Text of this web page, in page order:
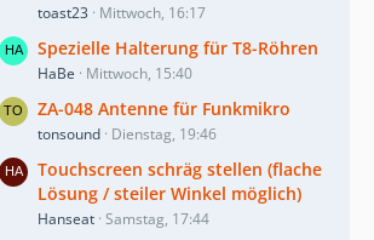
toast23 Mittwoch, 16:17
Spezielle Halterung für T8-Röhren
HaBe Mittwoch, 15:40
ZA-048 Antenne für Funkmikro
tonsound Dienstag, 19:46
Touchscreen schräg stellen (flache
Lösung / steiler Winkel möglich)
Hanseat Samstag, 17:44